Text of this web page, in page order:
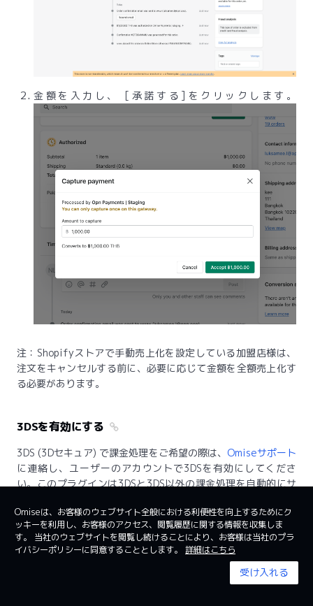
金額を入力し、 [承諾する]をクリックします。
注：Shopifyストアで手動売上化を設定している加盟店様は、
注文をキャンセルする前に、必要に応じて金額を全額売上化す
る必要があります。
3DSを有効にする
3DS (3Dセキュア) で課金処理をご希望の際は、 Omiseサポート
に連絡し、ユーザーのアカウントで3DSを有効にしてくださ
い。このプラグインは3DSと3DS以外の課金処理を自動的にサ
サポート
サポートまでお問い合わ
Omiseは、お客様のウェブサイト全般における利便性を向上するためにク
ッキーを利用し、お客様のアクセス、閲覧履歴に関する情報を収集しま
す。 当社のウェブサイトを閲覧し続けることにより、お客様は当社のプラ
イバシーポリシーに同意することとします。 詳細はこちら
受け入れる